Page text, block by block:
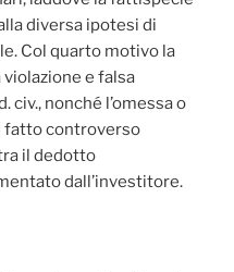
diversa ipotesi di
Col quarto motivo la
e falsa
civ., nonché l’omessa o
fatto controverso
il dedotto
dall’investitore.